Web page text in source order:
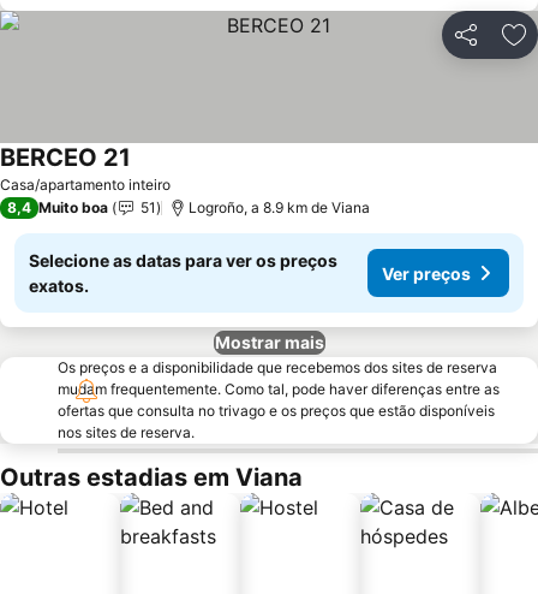
Partilhar
Casa/apartamento inteiro
BERCEO 21
8,4 Muito boa 51 Logroño, a 8.9 km de Viana
Selecione as datas para ver os preços
exatos.
Ver preços
Mostrar mais
Os preços e a disponibilidade que recebemos dos sites de reserva
mudam frequentemente. Como tal, pode haver diferenças entre as
ofertas que consulta no trivago e os preços que estão disponíveis
nos sites de reserva.
Outras estadias em Viana